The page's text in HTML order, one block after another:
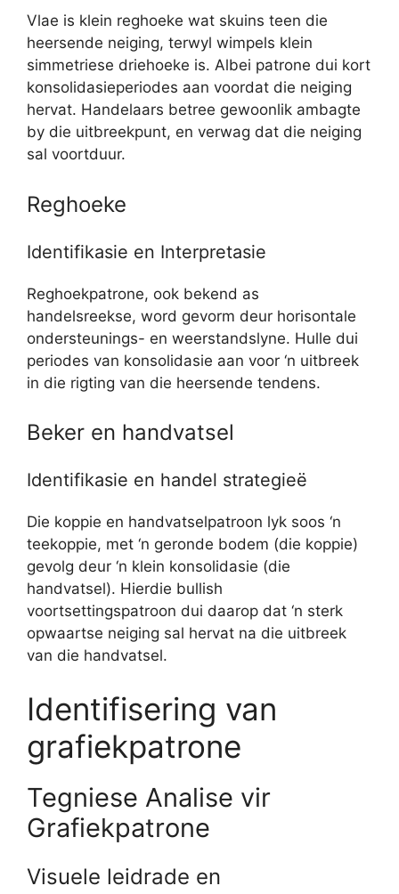
Vlae is klein reghoeke wat skuins teen die
heersende neiging, terwyl wimpels klein
simmetriese driehoeke is. Albei patrone dui kort
konsolidasieperiodes aan voordat die neiging
hervat. Handelaars betree gewoonlik ambagte
by die uitbreekpunt, en verwag dat die neiging
sal voortduur.
Reghoeke
Identifikasie en Interpretasie
Reghoekpatrone, ook bekend as
handelsreekse, word gevorm deur horisontale
ondersteunings- en weerstandslyne. Hulle dui
periodes van konsolidasie aan voor ‘n uitbreek
in die rigting van die heersende tendens.
Beker en handvatsel
Identifikasie en handel strategieë
Die koppie en handvatselpatroon lyk soos ‘n
teekoppie, met ‘n geronde bodem (die koppie)
gevolg deur ‘n klein konsolidasie (die
handvatsel). Hierdie bullish
voortsettingspatroon dui daarop dat ‘n sterk
opwaartse neiging sal hervat na die uitbreek
van die handvatsel.
Identifisering van
grafiekpatrone
Tegniese Analise vir
Grafiekpatrone
Visuele leidrade en